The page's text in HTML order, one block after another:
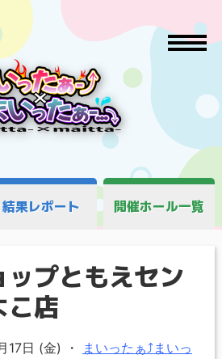
結果レポート 開催ホール一覧
プともえセン
こ店
17日 (金) ・
まいったぁ⤴まいっ